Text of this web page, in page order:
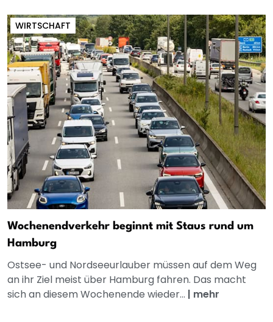
WIRTSCHAFT
Wochenendverkehr beginnt mit Staus rund um
Hamburg
Ostsee- und Nordseeurlauber müssen auf dem Weg
an ihr Ziel meist über Hamburg fahren. Das macht
sich an diesem Wochenende wieder... | mehr